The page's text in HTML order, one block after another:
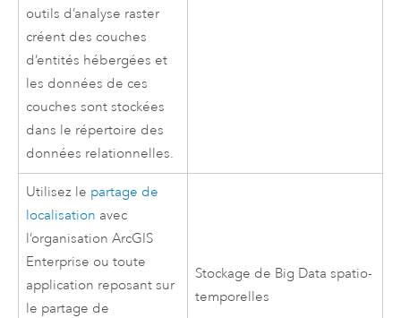
outils d’analyse raster
créent des couches
d’entités hébergées et
les données de ces
couches sont stockées
dans le répertoire des
données relationnelles.
Utilisez le partage de
localisation avec
l’organisationArcGIS
Enterprise ou toute
application reposant sur
le partage de
Stockage de Big Data spatio-
temporelles